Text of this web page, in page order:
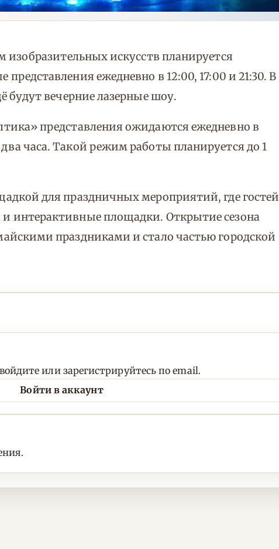
изобразительных искусств планируется
ежедневно в 12:00, 17:00 и 21:30. В
будут вечерние лазерные шоу.
представления ожидаются ежедневно в
часа. Такой режим работы планируется до 1
для праздничных мероприятий, где гостей
интерактивные площадки. Открытие сезона
праздниками и стало частью городской
или зарегистрируйтесь по email.
Войти в аккаунт